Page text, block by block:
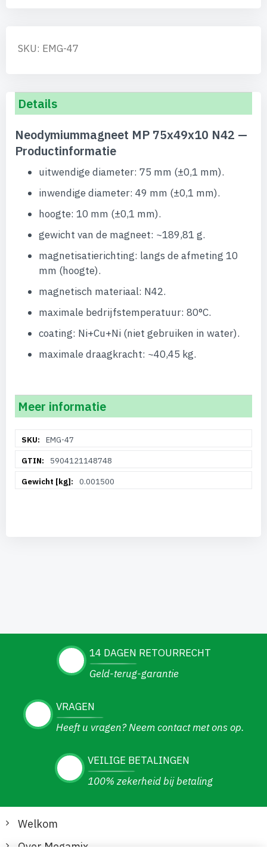
SKU: EMG-47
Details
Neodymiummagneet MP 75x49x10 N42 —
Productinformatie
uitwendige diameter: 75 mm (±0,1 mm).
inwendige diameter: 49 mm (±0,1 mm).
hoogte: 10 mm (±0,1 mm).
gewicht van de magneet: ~189,81 g.
magnetisatierichting: langs de afmeting 10
mm (hoogte).
magnetisch materiaal: N42.
maximale bedrijfstemperatuur: 80°C.
coating: Ni+Cu+Ni (niet gebruiken in water).
maximale draagkracht: ~40,45 kg.
Meer informatie
informatieEMG-47
5904121148748
0.001500
14 DAGEN RETOURRECHT
Geld-terug-garantie
VRAGEN
Heeft u vragen? Neem contact met ons op.
VEILIGE BETALINGEN
100% zekerheid bij betaling
Welkom
Over Megamix